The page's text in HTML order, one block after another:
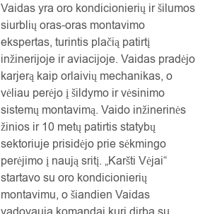
Vaidas yra oro kondicionierių ir šilumos
siurblių oras-oras montavimo
ekspertas, turintis plačią patirtį
inžinerijoje ir aviacijoje. Vaidas pradėjo
karjerą kaip orlaivių mechanikas, o
vėliau perėjo į šildymo ir vėsinimo
sistemų montavimą. Vaido inžinerinės
žinios ir 10 metų patirtis statybų
sektoriuje prisidėjo prie sėkmingo
perėjimo į naują sritį. „Karšti Vėjai“
startavo su oro kondicionierių
montavimu, o šiandien Vaidas